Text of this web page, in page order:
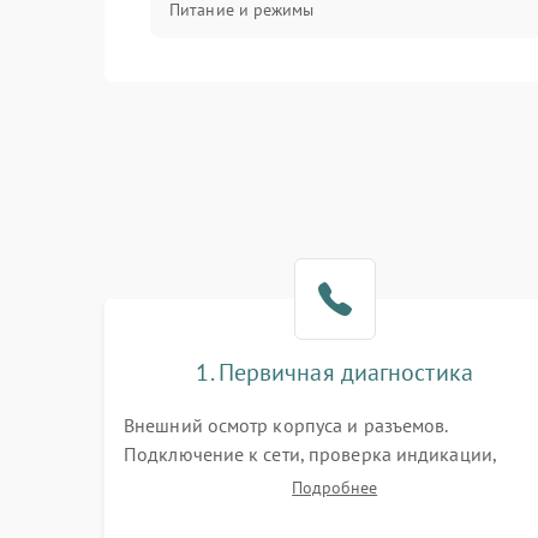
Питание и режимы
1. Первичная диагностика
Внешний осмотр корпуса и разъемов.
Подключение к сети, проверка индикации,
звуковых сигналов и кодов ошибок. Измерение
Подробнее